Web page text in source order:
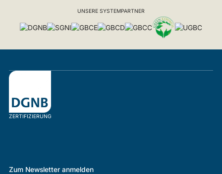
UNSERE SYSTEMPARTNER
ZERTIFIZIERUNG
Zum Newsletter anmelden